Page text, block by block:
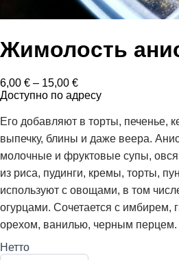
Жимолость
6,00 € – 15,00 €Диапазон
цен:
–
Доступно по адресу
Его добавляют в торты, печенье,
выпечку, блины и даже веера.
молочные и фруктовые супы,
из риса, пудинги, кремы, торты,
используют с овощами, в том
огурцами. Сочетается с имбирем,
орехом, ванилью, черным перцем.
Нетто